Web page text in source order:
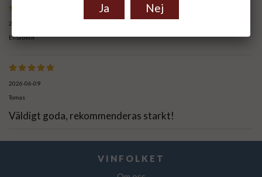
2026-06-11
Elisabeth
2026-06-09
Tomas
Väldigt goda, rekommenderas starkt!
VINFOLKET
Ja Nej